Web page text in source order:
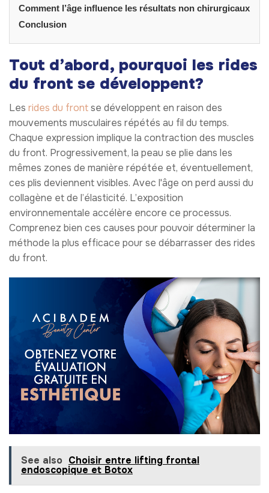
Comment l’âge influence les résultats non chirurgicaux
Conclusion
Tout d’abord, pourquoi les rides
du front se développent?
Les rides du frontse développent en raison des
mouvements musculaires répétés au fil du temps.
Chaque expression implique la contraction des muscles
du front. Progressivement, la peau se plie dans les
mêmes zones de manière répétée et, éventuellement,
ces plis deviennent visibles. Avec l'âge on perd aussi du
collagène et de l’élasticité. L’exposition
environnementale accélère encore ce processus.
Comprenez bien ces causes pour pouvoir déterminer la
méthode la plus efficace pour se débarrasser des rides
du front.
See also Choisir entre lifting frontal
endoscopique et Botox